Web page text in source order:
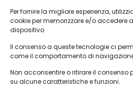
Per fornire la migliore esperienza,
cookie per memorizzare e/o accedere
dispositivo.
Il consenso a queste tecnologie ci
come il comportamento di
Non acconsentire o ritirare il consenso
su alcune caratteristiche e funzioni.
Calcio e pepe
FantaViola
Organigramma
Rosa